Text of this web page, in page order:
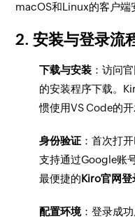
macOS和Linux的客户端
2. 安装与登录流
下载与安装 ：访问
的安装程序下载。
惯使用VS Code的
身份验证 ：首次打
支持通过Google账
最便捷的Kiro官网登
配置环境：登录成